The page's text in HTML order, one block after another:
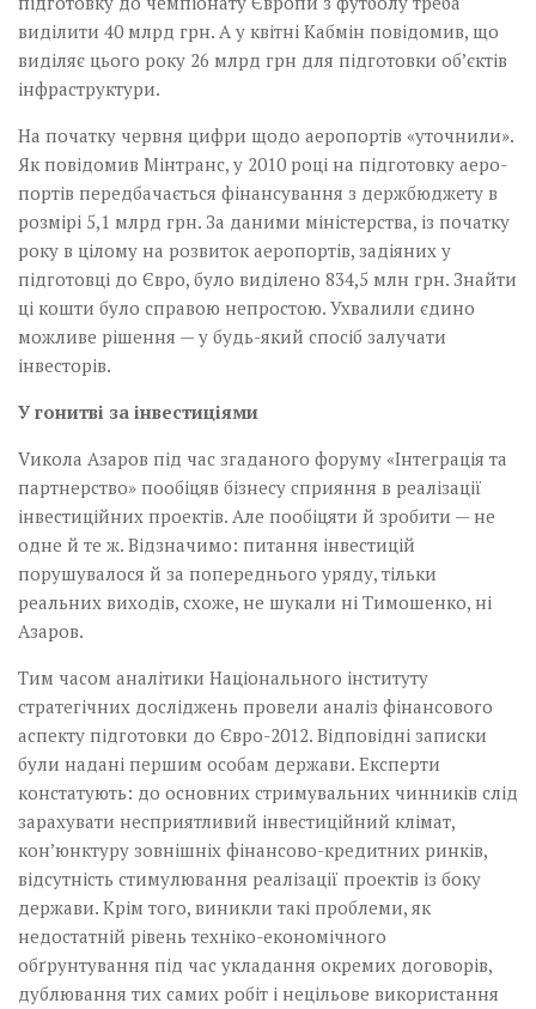
виділити 40 млрд грн. А у квітні Кабмін повідомив, що
виділяє цього року 26 млрд грн для підготовки об’єктів
інфраструктури.
На початку червня цифри щодо аеропортів «уточнили».
Як повідомив Мін­транс, у 2010 році на підготовку аеро­
портів передбачається фінансування з держбюджету в
розмірі 5,1 млрд грн. За даними міністерства, із початку
року в цілому на розвиток аеропортів, задіяних у
підготовці до Євро, було виділено 834,5 млн грн. Знайти
ці кошти було справою непростою. Ухвалили єдино
можливе рішення — у будь-який спосіб залучати
інвесторів.
У гонитві за інвестиціями
Vикола Азаров під час згаданого форуму «Інтеграція та
партнерство» пообіцяв бізнесу сприяння в реалізації
інвестиційних проектів. Але пообіцяти й зробити — не
одне й те ж.­ Відзначимо: питання інвестицій
порушувалося й за попереднього уряду, тільки
реальних виходів, схоже, не шукали ні Тимошенко, ні
Азаров.
Тим часом аналітики Національного інституту
стратегічних досліджень провели аналіз фінансового
аспекту підготовки до Євро-2012. Відповідні записки
були надані першим особам держави. Експерти
констатують: до основних стримувальних чинників слід
зарахувати несприятливий інвестиційний клімат,
кон’юнктуру зовнішніх фінансово-кредитних ринків,
відсутність стимулювання реалізації проектів із боку
держави. Крім того, виникли такі проблеми, як
недостатній рівень техніко-економічного
обґрунтування під час укладання окремих договорів,
дублювання тих самих робіт і нецільове використання